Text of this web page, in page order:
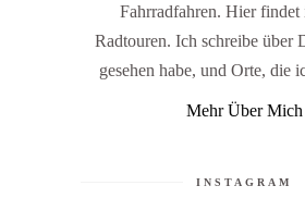
Fahrradfahren. Hier findet
Radtouren. Ich schreibe über
gesehen habe, und Orte, die
Mehr Über Mich
INSTAGRAM